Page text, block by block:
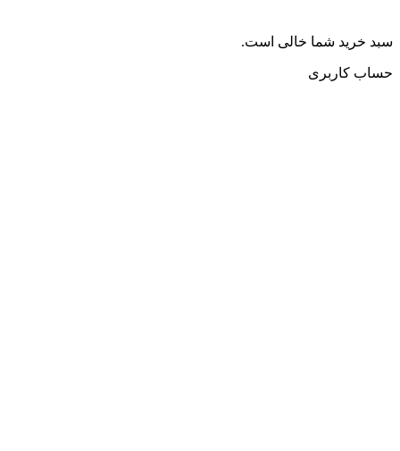
سبد خرید شما خالی است.
حساب کاربری